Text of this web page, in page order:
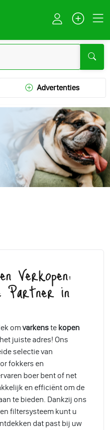
Advertenties
Verkopen:
Partner in
omvarkenste kopen
juiste adres! Ons
selectie van
fokkers en
boer bent of net
en efficiënt om de
te bieden. Dankzij ons
filtersysteem kunt u
dat past bij uw